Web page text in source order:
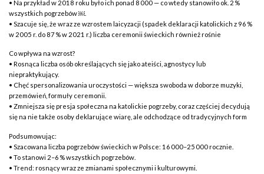
• Na przykład w 2018 roku było ich ponad 8 000 — co wtedy stanowiło ok. 2 %
wszystkich pogrzebów ￼.
• Szacuje się, że wraz ze wzrostem laicyzacji (spadek deklaracji katolickich z 96 %
w 2005 r. do 87 % w 2021 r.) liczba ceremonii świeckich również rośnie
Co wpływa na wzrost?
• Rosnąca liczba osób określających się jako ateiści, agnostycy lub
niepraktykujący.
• Chęć spersonalizowania uroczystości — większa swoboda w doborze muzyki,
przemówień, formuły ceremonii.
• Zmniejsza się presja społeczna na katolickie pogrzeby, coraz częściej decydują
się na nie także osoby deklarujące wiarę, ale odchodzące od tradycyjnych form
Podsumowując:
• Szacowana liczba pogrzebów świeckich w Polsce: 16 000–25 000 rocznie.
• To stanowi 2–6 % wszystkich pogrzebów.
• Trend: rosnący wraz ze zmianami społecznymi i kulturowymi.